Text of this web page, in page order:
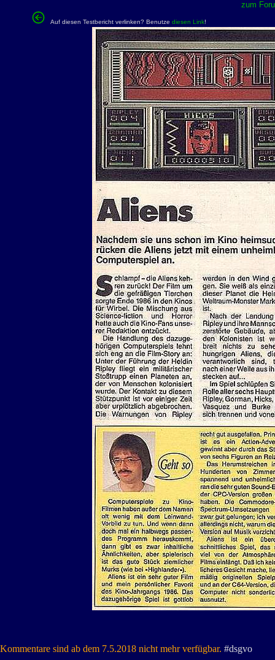
zum
Auf diesen Testbericht verlinken? Benutze diesen Link!
Kommentare sind ab dem 7.5.2018 nicht mehr verfügbar. #dsgvo